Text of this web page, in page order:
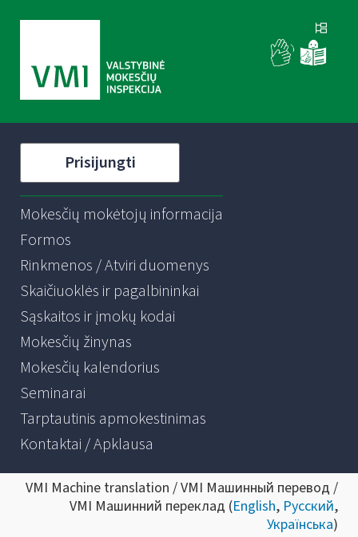
Prisijungti
Mokesčių mokėtojų informacija
Formos
Rinkmenos / Atviri duomenys
Skaičiuoklės ir pagalbininkai
Sąskaitos ir įmokų kodai
Mokesčių žinynas
Mokesčių kalendorius
Seminarai
Tarptautinis apmokestinimas
Kontaktai / Apklausa
VMI Machine translation / VMI Машинный перевод /
VMI Машинний переклад (English, Русский,
Українська)